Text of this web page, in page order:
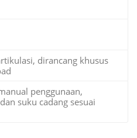
dirancang khusus
penggunaan,
suku cadang sesuai